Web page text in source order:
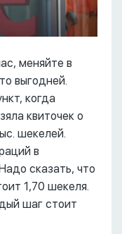
меняйте в
выгодней.
когда
квиточек о
шекелей.
в
сказать, что
1,70 шекеля.
шаг стоит